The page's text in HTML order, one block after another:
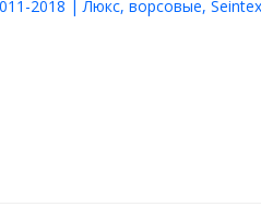
2018 | Люкс, ворсовые, Seintex